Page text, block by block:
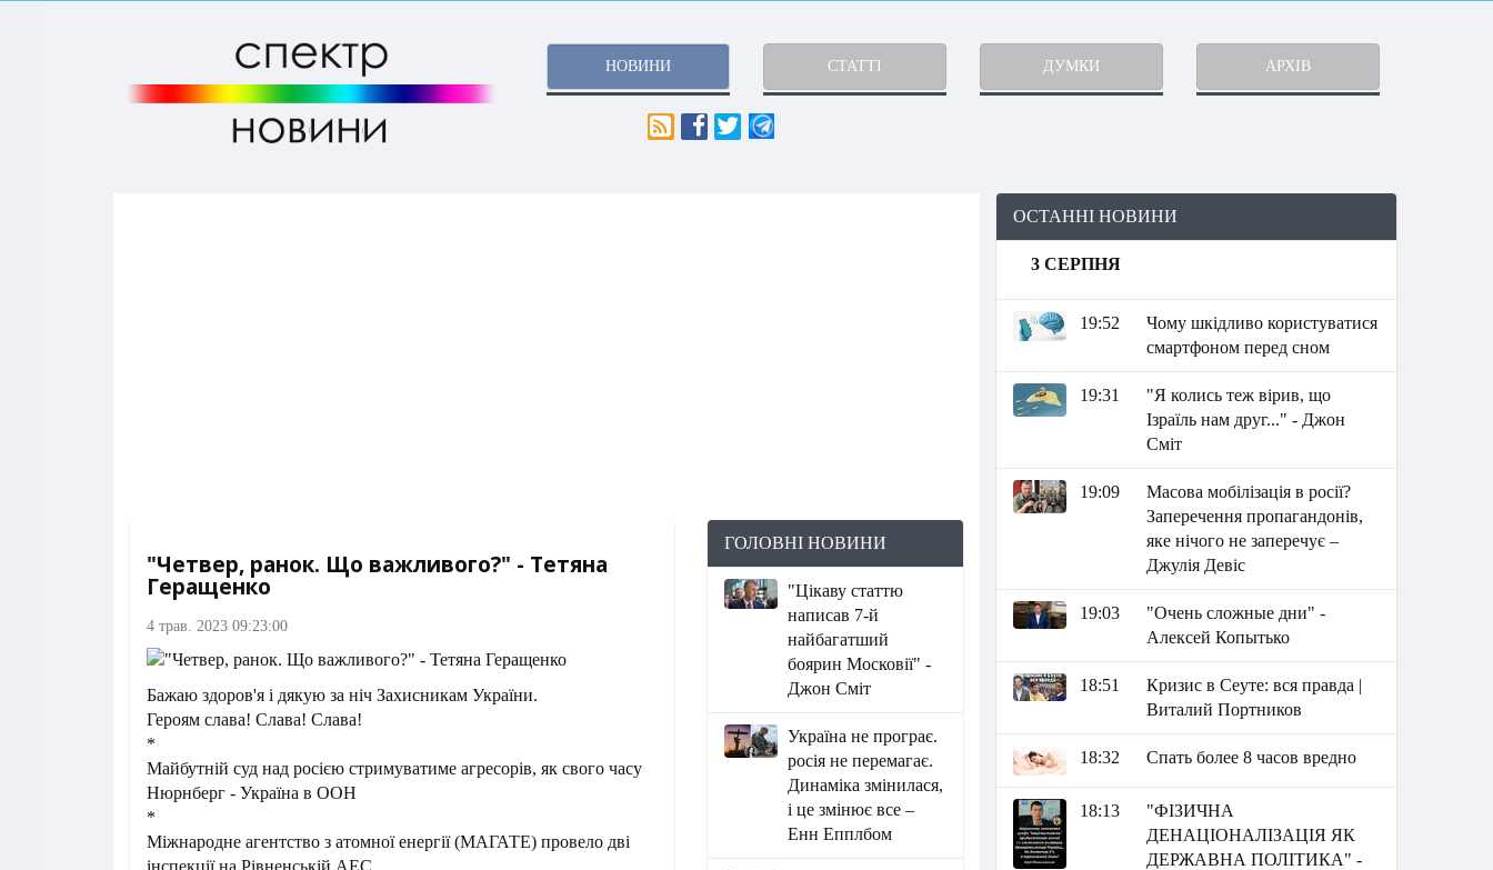
НОВИНИ СТАТТІ ДУМКИ АРХІВ
"Четвер, ранок. Що важливого?" - Тетяна
Геращенко
4 трав. 2023 09:23:00
Бажаю здоров'я і дякую за ніч Захисникам України.
Героям слава! Слава! Слава!
*
Майбутній суд над росією стримуватиме агресорів, як свого часу
Нюрнберг - Україна в ООН
*
Міжнародне агентство з атомної енергії (МАГАТЕ) провело дві
інспекції на Рівненській АЕС
ГОЛОВНІ НОВИНИ
"Цікаву статтю
написав 7-й
найбагатший
боярин Московії" -
Джон Сміт
Україна не програє.
росія не перемагає.
Динаміка змінилася,
і це змінює все –
Енн Епплбом
ОСТАННІ НОВИНИ
3 СЕРПНЯ
19:52
Чому шкідливо користуватися
смартфоном перед сном
19:31
"Я колись теж вірив, що
Ізраїль нам друг..." - Джон
Сміт
19:09
Масова мобілізація в росії?
Заперечення пропагандонів,
яке нічого не заперечує –
Джулія Девіс
19:03
"Очень сложные дни" -
Алексей Копытько
18:51
Кризис в Сеуте: вся правда |
Виталий Портников
18:32 Спать более 8 часов вредно
18:13
"ФІЗИЧНА
ДЕНАЦІОНАЛІЗАЦІЯ ЯК
ДЕРЖАВНА ПОЛІТИКА" -